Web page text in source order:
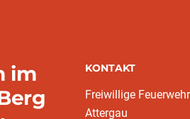
im
KONTAKT
Freiwillige
Attergau